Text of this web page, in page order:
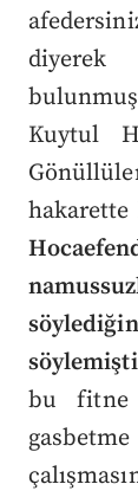
Kuytul
bu fitne